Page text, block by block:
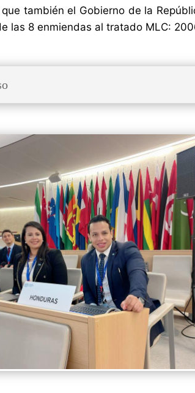
también el Gobierno de la
las 8 enmiendas al tratado MLC: